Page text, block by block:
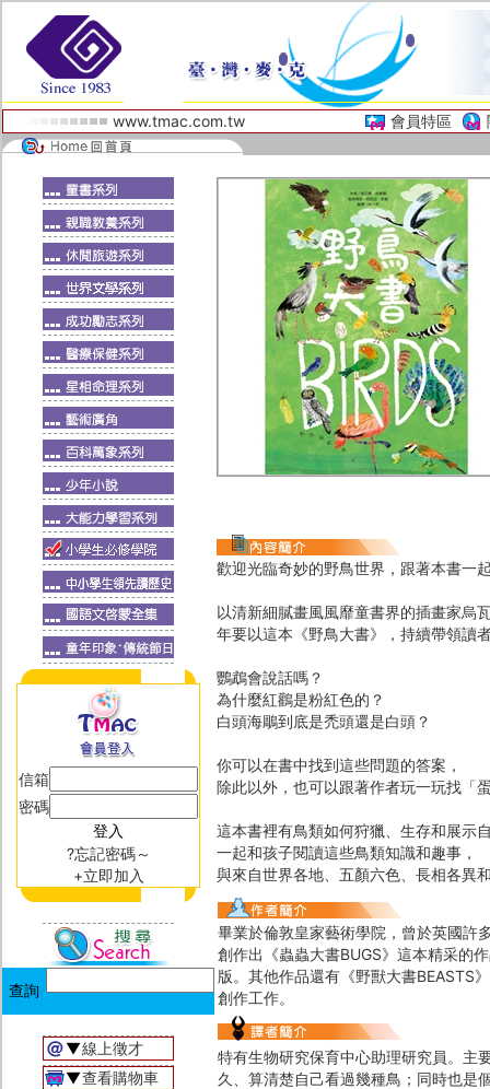
www.tmac.com.tw 會員特區
信箱
密碼
?忘記密碼～
+立即加入
▼線上徵才
▼查看購物車
歡迎光臨奇妙的野鳥世界，跟著本書一
以清新細膩畫風風靡童書界的插畫家烏
年要以這本《野鳥大書》，持續帶領讀
鸚鵡會說話嗎？
為什麼紅鸛是粉紅色的？
白頭海鵰到底是禿頭還是白頭？
你可以在書中找到這些問題的答案，
除此以外，也可以跟著作者玩一玩找「
這本書裡有鳥類如何狩獵、生存和展示
一起和孩子閱讀這些鳥類知識和趣事，
與來自世界各地、五顏六色、長相各異
畢業於倫敦皇家藝術學院，曾於英國許
創作出《蟲蟲大書BUGS》這本精采的
版。其他作品還有《野獸大書BEASTS
創作工作。
特有生物研究保育中心助理研究員。主
久、算清楚自己看過幾種鳥；同時也是